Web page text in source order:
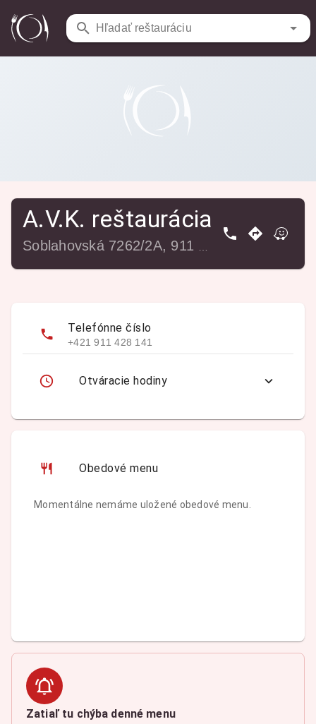
Hľadať reštauráciu
Reštaurácie / A.V.K. reštaurácia
A.V.K. reštaurácia
Telefónne číslo
+421 911 428 141
Otváracie hodiny
Obedové menu
Momentálne nemáme uložené obedové menu.
Zatiaľ tu chýba denné menu